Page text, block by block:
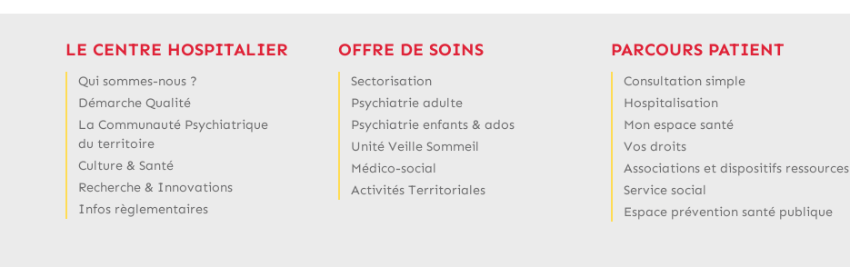
LE CENTRE HOSPITALIER
Qui sommes-nous ?
Démarche Qualité
La Communauté Psychiatrique
du territoire
Culture & Santé
Recherche & Innovations
Infos règlementaires
OFFRE DE SOINS
Sectorisation
Psychiatrie adulte
Psychiatrie enfants & ados
Unité Veille Sommeil
Médico-social
Activités Territoriales
PARCOURS PATIENT
Consultation simple
Hospitalisation
Mon espace santé
Vos droits
Associations et dispositifs ressources
Service social
Espace prévention santé publique